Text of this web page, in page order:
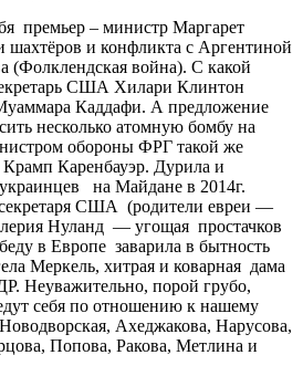
премьер – министр Маргарет
шахтёров и конфликта с Аргентиной
(Фолклендская война). С какой
США Хилари Клинтон
Каддафи. А предложение
несколько атомную бомбу на
обороны ФРГ такой же
Каренбауэр. Дурила и
на Майдане в 2014г.
США (родители евреи —
Нуланд — угощая простачков
в Европе заварила в бытность
Меркель, хитрая и коварная дама
Неуважительно, порой грубо,
себя по отношению к нашему
Ахеджакова, Нарусова,
Попова, Ракова, Метлина и